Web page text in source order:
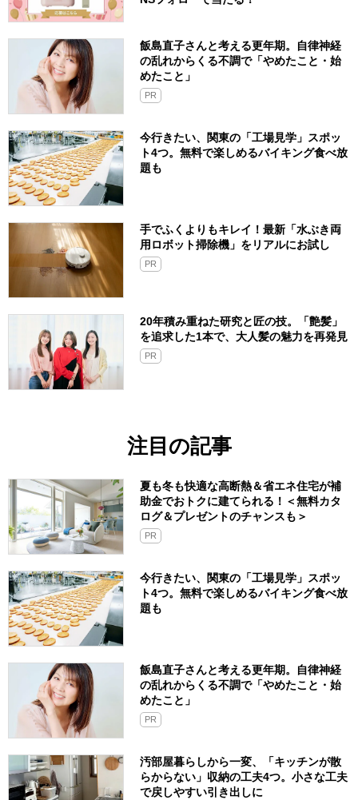
飯島直子さんと考える更年期。自律神経
の乱れからくる不調で「やめたこと・始
めたこと」
PR
今行きたい、関東の「工場見学」スポッ
ト4つ。無料で楽しめるバイキング食べ放
題も
手でふくよりもキレイ！最新「水ぶき両
用ロボット掃除機」をリアルにお試し
PR
20年積み重ねた研究と匠の技。「艶髪」
を追求した1本で、大人髪の魅力を再発見
PR
注目の記事
夏も冬も快適な高断熱＆省エネ住宅が補
助金でおトクに建てられる！＜無料カタ
ログ＆プレゼントのチャンスも＞
PR
今行きたい、関東の「工場見学」スポッ
ト4つ。無料で楽しめるバイキング食べ放
題も
飯島直子さんと考える更年期。自律神経
の乱れからくる不調で「やめたこと・始
めたこと」
PR
汚部屋暮らしから一変、「キッチンが散
らからない」収納の工夫4つ。小さな工夫
で戻しやすい引き出しに